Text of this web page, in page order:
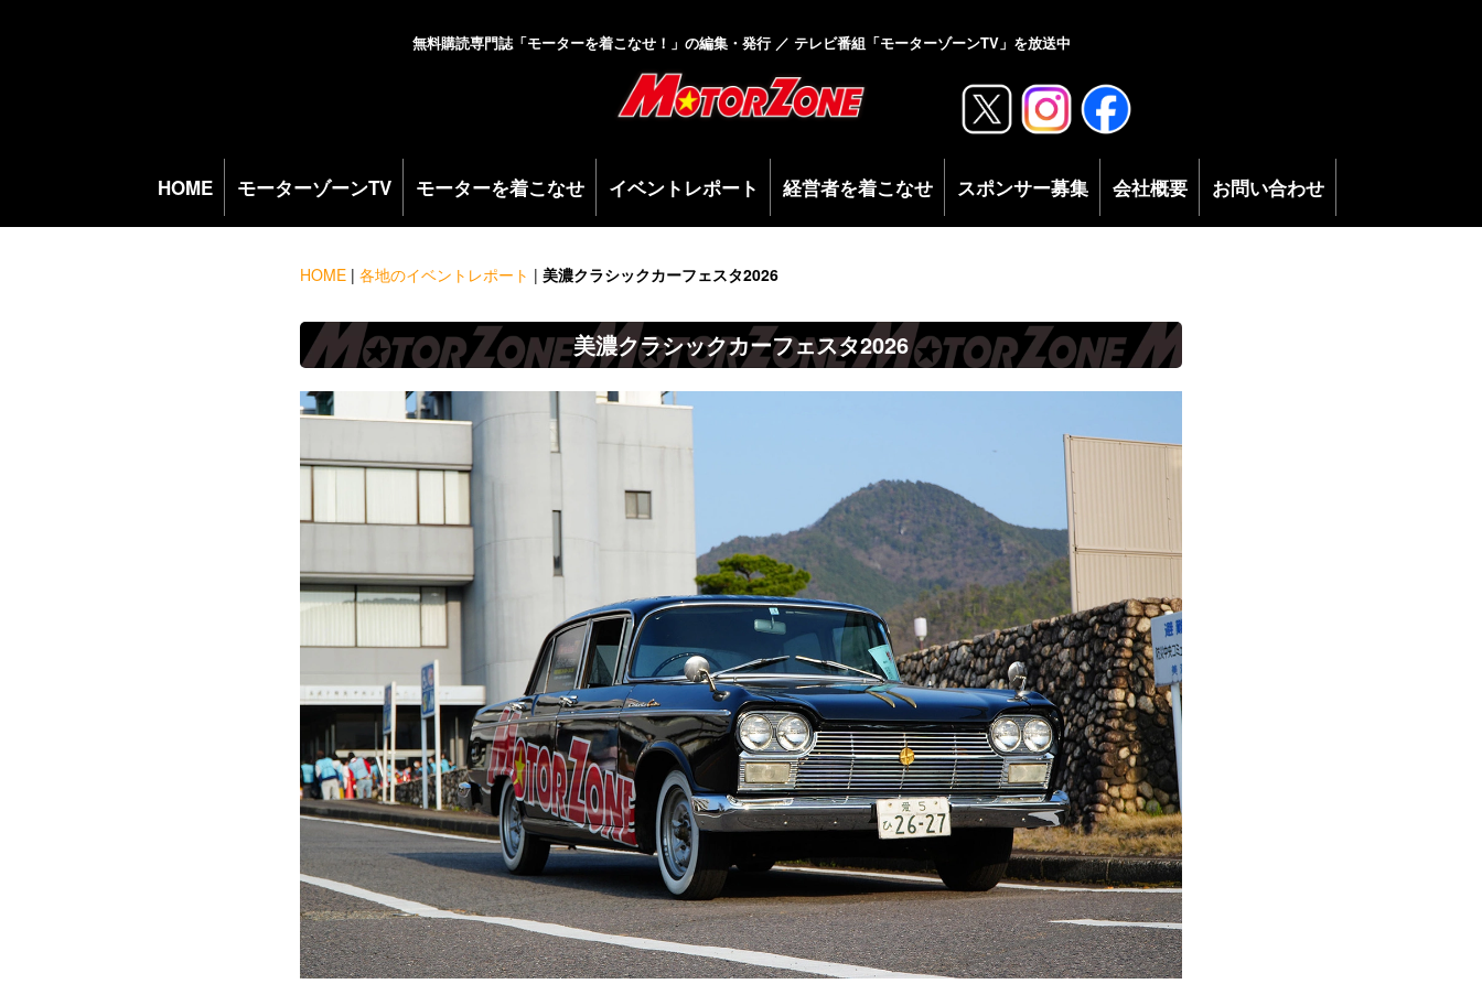
無料購読専門誌「モーターを着こなせ！」の編集・発行 ／ テレビ番組「モーターゾーンTV」を放送中
HOME モーターゾーンTV モーターを着こなせ イベントレポート 経営者を着こなせ スポンサー募集 会社概要 お問い合わせ
HOME | 各地のイベントレポート | 美濃クラシックカーフェスタ2026
美濃クラシックカーフェスタ2026